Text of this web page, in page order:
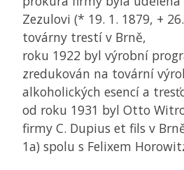
Zezulovi (* 19. 1. 1879, +
továrny trestí v Brně,
roku 1922 byl výrobní
zredukován na tovární
alkoholických esencí a
od roku 1931 byl Otto
firmy C. Dupius et fils v
1a) spolu s Felixem